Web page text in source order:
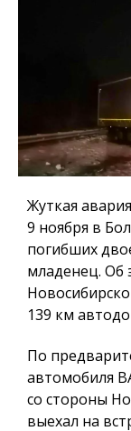
Жуткая
9 ноября в
погибших
младенец.
139 км
По
автомобиля
со стороны
выехал на